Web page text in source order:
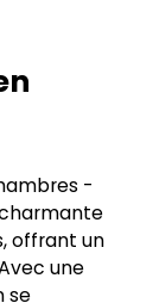
-
charmante
offrant un
une
se